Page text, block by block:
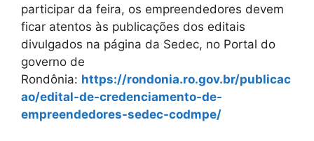
participar da feira, os empreendedores devem
ficar atentos às publicações dos editais
divulgados na página da Sedec, no Portal do
governo de
Rondônia: https://rondonia.ro.gov.br/publicac
ao/edital-de-credenciamento-de-
empreendedores-sedec-codmpe/